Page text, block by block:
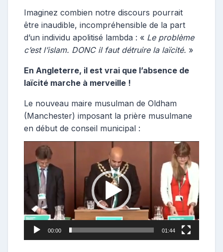
Imaginez combien notre discours pourrait
être inaudible, incompréhensible de la part
d’un individu apolitisé lambda : « Le problème
c’est l’islam. DONC il faut détruire la laïcité. »
En Angleterre, il est vrai que l’absence de
laïcité marche à merveille !
Le nouveau maire musulman de Oldham
(Manchester) imposant la prière musulmane
en début de conseil municipal :
Lecteur
vidéo
00:00 01:44